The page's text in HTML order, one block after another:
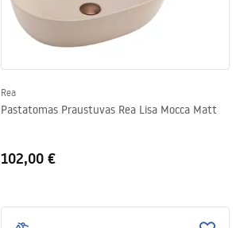
Rea
Pastatomas Praustuvas Rea Lisa Mocca Matt
102,00 €